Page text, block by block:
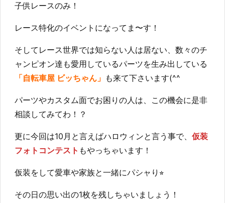
子供レースのみ！
レース特化のイベントになってま〜す！
そしてレース世界では知らない人は居ない、数々のチ
ャンピオン達も愛用しているパーツを生み出している
「自転車屋 ビッちゃん」 も来て下さいます(^^
パーツやカスタム面でお困りの人は、この機会に是非
相談してみてわ！？
更に今回は10月と言えばハロウィンと言う事で、 仮装
フォトコンテスト もやっちゃいます！
仮装をして愛車や家族と一緒にパシャり⭐︎
その日の思い出の1枚を残しちゃいましょう！